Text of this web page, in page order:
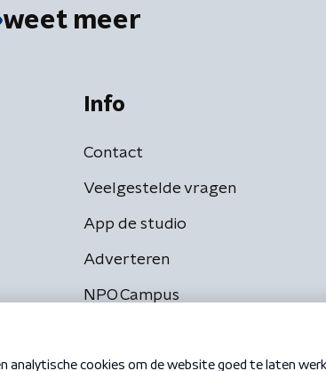
weet meer
Info
Contact
Veelgestelde vragen
App de studio
Adverteren
NPO Campus